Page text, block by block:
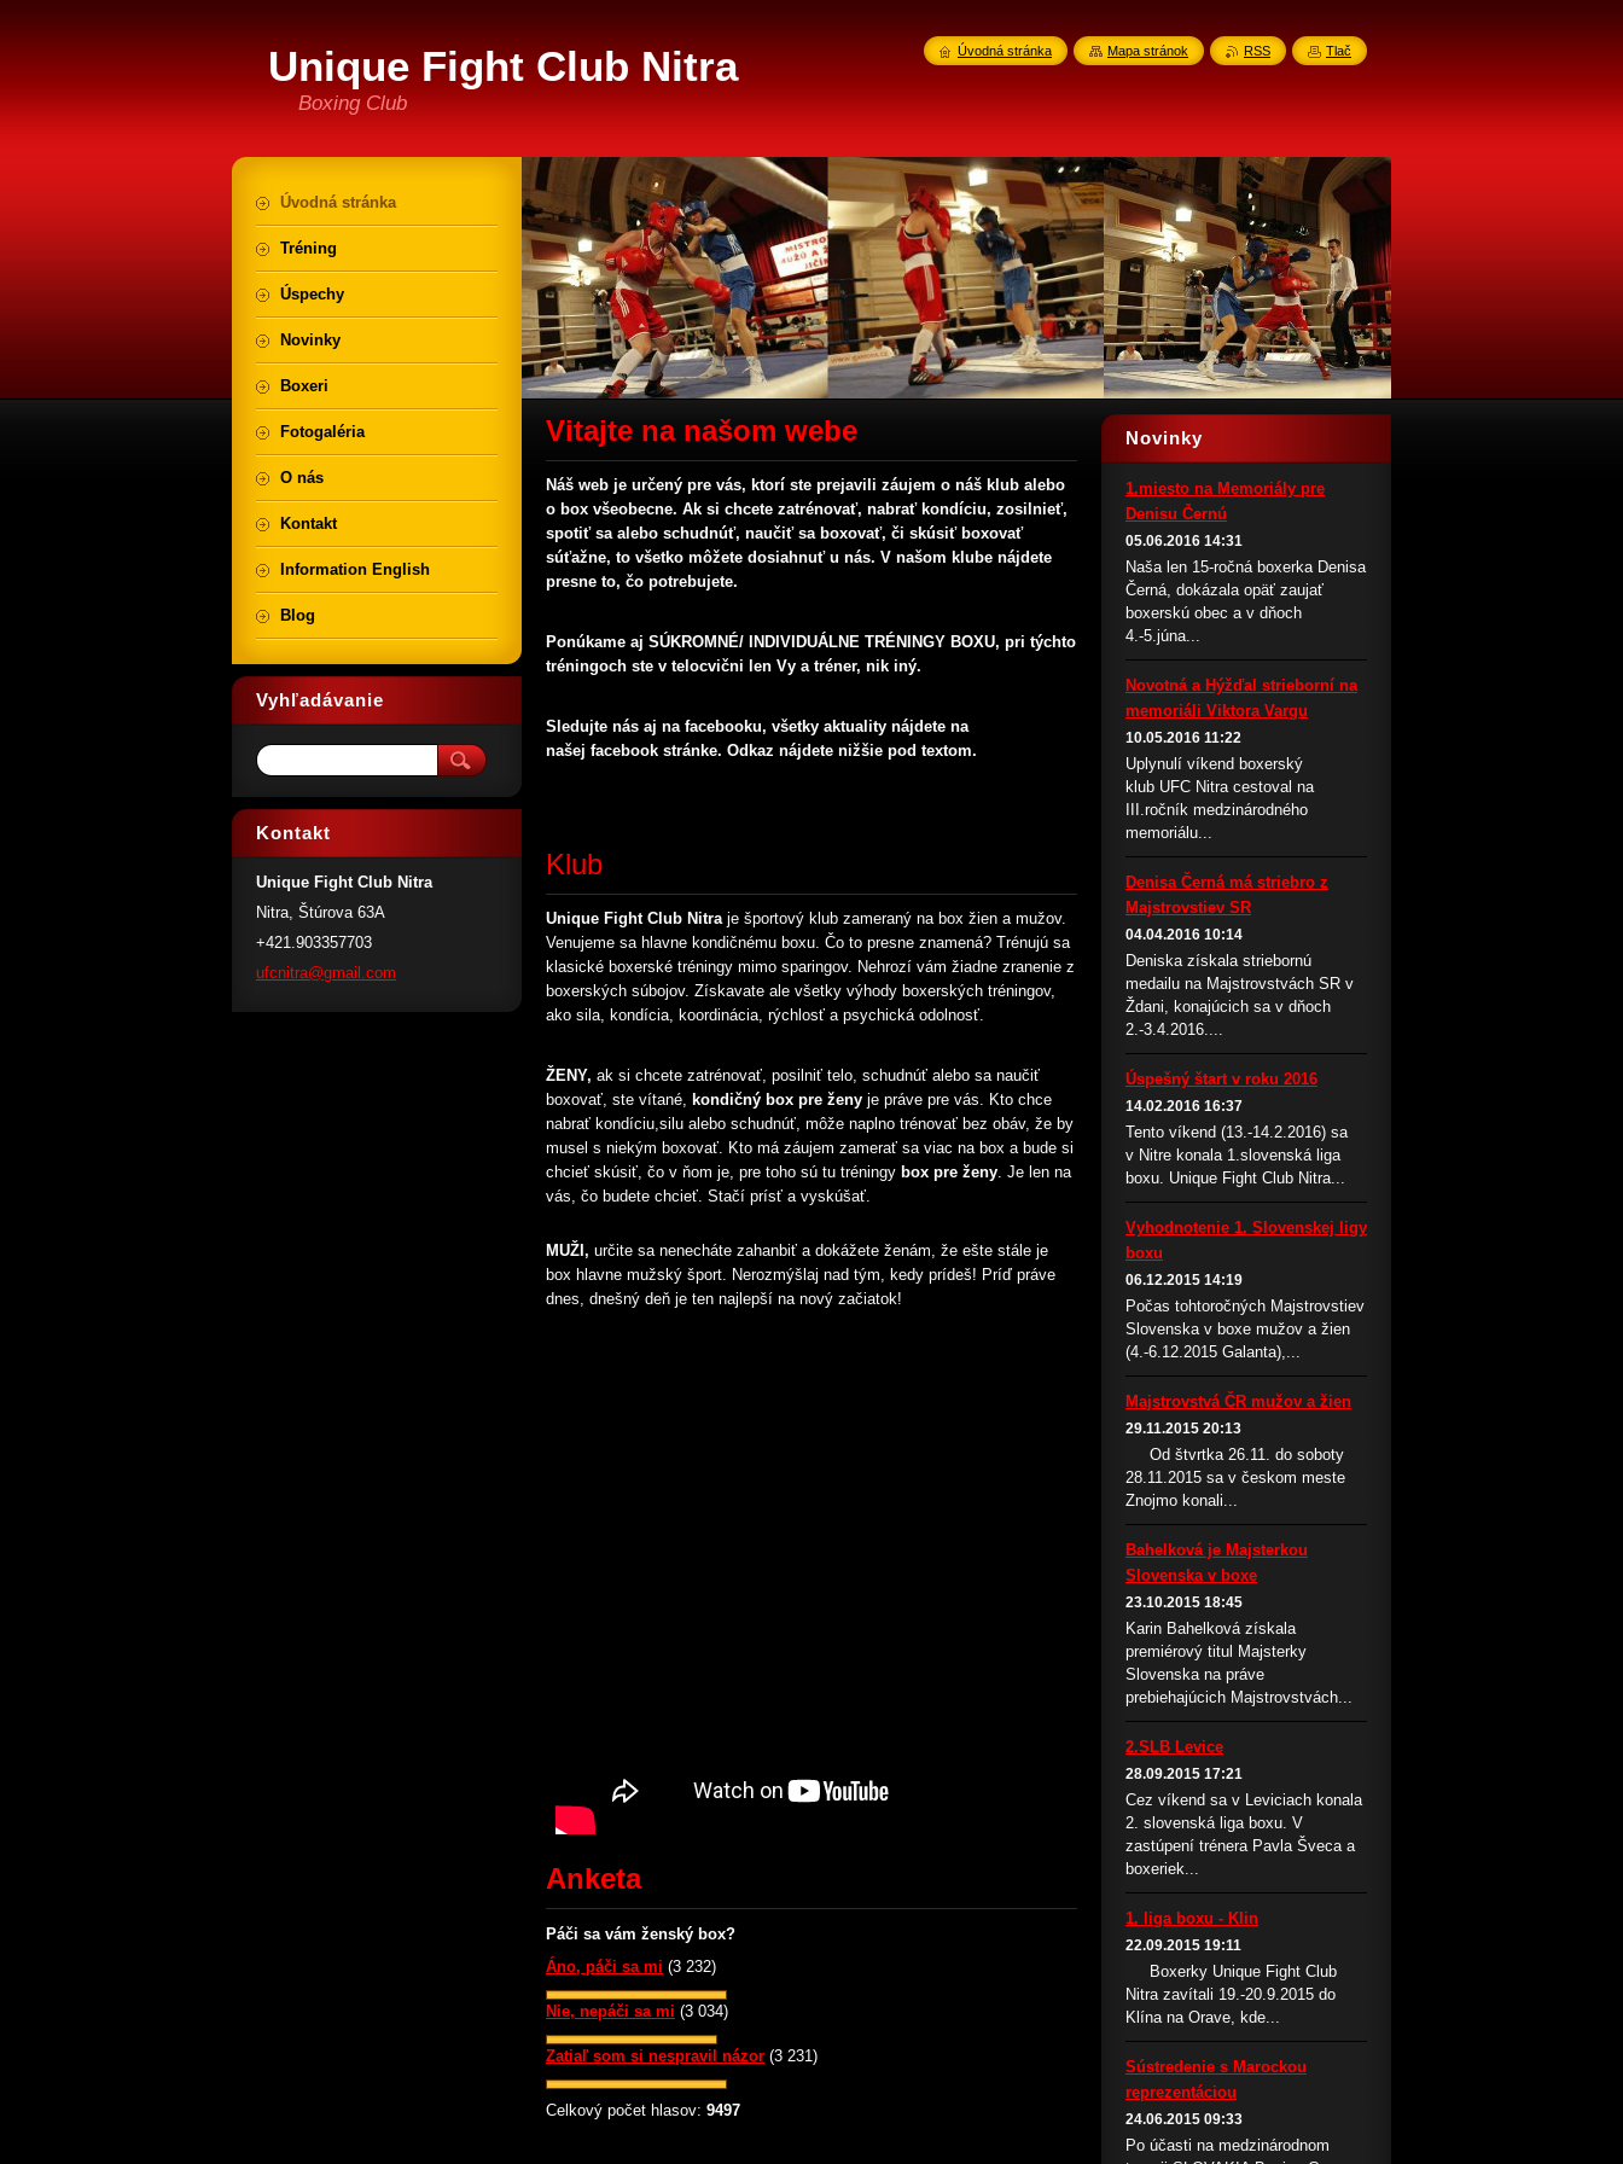
Unique Fight Club Nitra
Boxing Club
Vitajte na našom webe
Náš web je určený pre vás, ktorí ste prejavili záujem o náš klub alebo
o box všeobecne. Ak si chcete zatrénovať, nabrať kondíciu, zosilnieť,
spotiť sa alebo schudnúť, naučiť sa boxovať, či skúsiť boxovať
súťažne, to všetko môžete dosiahnuť u nás. V našom klube nájdete
presne to, čo potrebujete.
Ponúkame aj SÚKROMNÉ/ INDIVIDUÁLNE TRÉNINGY BOXU, pri týchto
tréningoch ste v telocvični len Vy a tréner, nik iný.
Sledujte nás aj na facebooku, všetky aktuality nájdete na
našej facebook stránke. Odkaz nájdete nižšie pod textom.
Klub
Unique Fight Club Nitraje športový klub zameraný na box žien a mužov.
Venujeme sa hlavne kondičnému boxu. Čo to presne znamená? Trénujú sa
klasické boxerské tréningy mimo sparingov. Nehrozí vám žiadne zranenie z
boxerských súbojov. Získavate ale všetky výhody boxerských tréningov,
ako sila, kondícia, koordinácia, rýchlosť a psychická odolnosť.
ŽENY, ak si chcete zatrénovať, posilniť telo, schudnúť alebo sa naučiť
boxovať, ste vítané, kondičný box pre ženy je práve pre vás. Kto chce
nabrať kondíciu,silu alebo schudnúť, môže naplno trénovať bez obáv, že by
musel s niekým boxovať. Kto má záujem zamerať sa viac na box a bude si
chcieť skúsiť, čo v ňom je, pre toho sú tu tréningy box pre ženy. Je len na
vás, čo budete chcieť. Stačí prísť a vyskúšať.
MUŽI, určite sa nenecháte zahanbiť a dokážete ženám, že ešte stále je
box hlavne mužský šport. Nerozmýšlaj nad tým, kedy prídeš! Príď práve
dnes, dnešný deň je ten najlepší na nový začiatok!
Anketa
Páči sa vám ženský box?
Áno, páči sa mi (3 232)
Nie, nepáči sa mi (3 034)
Zatiaľ som si nespravil názor (3 231)
Celkový počet hlasov: 9497
Novinky
1.miesto na Memoriály pre
Denisu Černú
05.06.2016 14:31
Naša len 15-ročná boxerka Denisa
Černá, dokázala opäť zaujať
boxerskú obec a v dňoch
4.-5.júna...
Novotná a Hýžďal strieborní na
memoriáli Viktora Vargu
10.05.2016 11:22
Uplynulí víkend boxerský
klub UFC Nitra cestoval na
III.ročník medzinárodného
memoriálu...
Denisa Černá má striebro z
Majstrovstiev SR
04.04.2016 10:14
Deniska získala striebornú
medailu na Majstrovstvách SR v
Ždani, konajúcich sa v dňoch
2.-3.4.2016....
Úspešný štart v roku 2016
14.02.2016 16:37
Tento víkend (13.-14.2.2016) sa
v Nitre konala 1.slovenská liga
boxu. Unique Fight Club Nitra...
Vyhodnotenie 1. Slovenskej ligy
boxu
06.12.2015 14:19
Počas tohtoročných Majstrovstiev
Slovenska v boxe mužov a žien
(4.-6.12.2015 Galanta),...
Majstrovstvá ČR mužov a žien
29.11.2015 20:13
Od štvrtka 26.11. do soboty
28.11.2015 sa v českom meste
Znojmo konali...
Bahelková je Majsterkou
Slovenska v boxe
23.10.2015 18:45
Karin Bahelková získala
premiérový titul Majsterky
Slovenska na práve
prebiehajúcich Majstrovstvách...
2.SLB Levice
28.09.2015 17:21
Cez víkend sa v Leviciach konala
2. slovenská liga boxu. V
zastúpení trénera Pavla Šveca a
boxeriek...
1. liga boxu - Klin
22.09.2015 19:11
Boxerky Unique Fight Club
Nitra zavítali 19.-20.9.2015 do
Klína na Orave, kde...
Sústredenie s Marockou
reprezentáciou
24.06.2015 09:33
Po účasti na medzinárodnom
Úvodná stránka
Tréning
Úspechy
Novinky
Boxeri
Fotogaléria
O nás
Kontakt
Information English
Blog
Vyhľadávanie
Kontakt
Unique Fight Club Nitra
Nitra, Štúrova 63A
+421.903357703
ufcnitra@gmail.com
Úvodná stránka Mapa stránok RSS Tlač